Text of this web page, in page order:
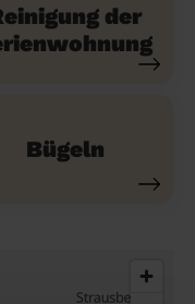
der
Bügeln